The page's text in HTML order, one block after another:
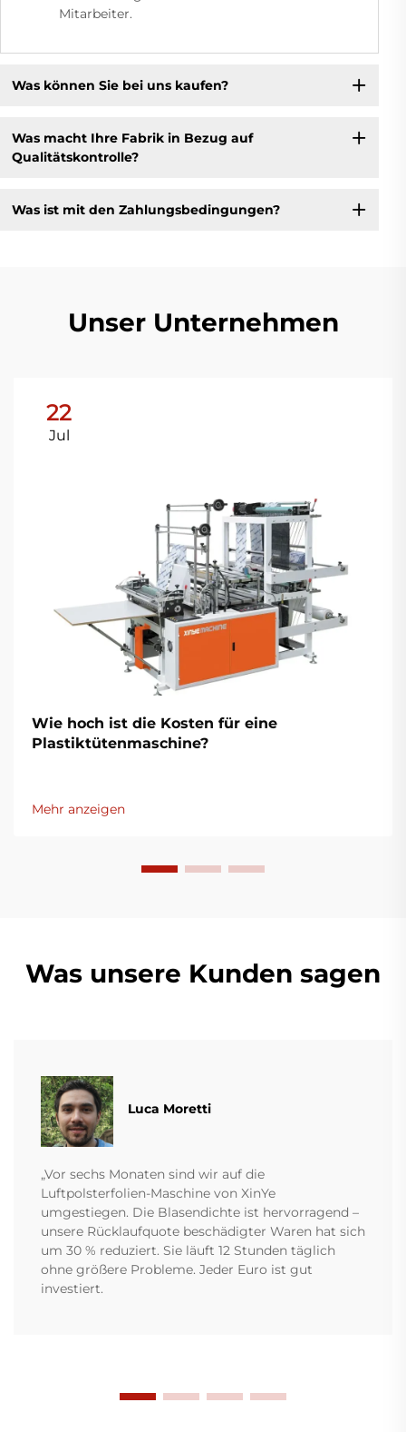
Mitarbeiter.
Was können Sie bei uns kaufen?
Was macht Ihre Fabrik in Bezug auf
Qualitätskontrolle?
Was ist mit den Zahlungsbedingungen?
Unser Unternehmen
22
Jul
Wie hoch ist die Kosten für eine
Plastiktütenmaschine?
Mehr anzeigen
Was unsere Kunden sagen
Luca Moretti
„Vor sechs Monaten sind wir auf die
Luftpolsterfolien-Maschine von XinYe
umgestiegen. Die Blasendichte ist hervorragend –
unsere Rücklaufquote beschädigter Waren hat sich
um 30 % reduziert. Sie läuft 12 Stunden täglich
ohne größere Probleme. Jeder Euro ist gut
investiert.